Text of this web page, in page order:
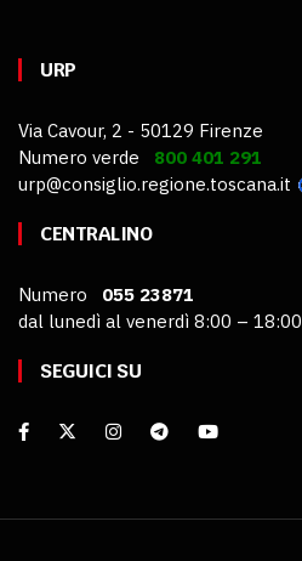
URP
Via Cavour, 2 - 50129 Firenze
Numero verde 800 401 291
urp@consiglio.regione.toscana.it
CENTRALINO
Numero 055 23871
dal lunedì al venerdì 8:00 – 18:00
SEGUICI SU